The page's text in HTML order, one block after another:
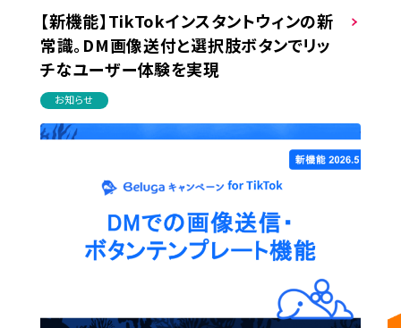
【新機能】TikTokインスタントウィンの新
常識。DM画像送付と選択肢ボタンでリッ
チなユーザー体験を実現
お知らせ